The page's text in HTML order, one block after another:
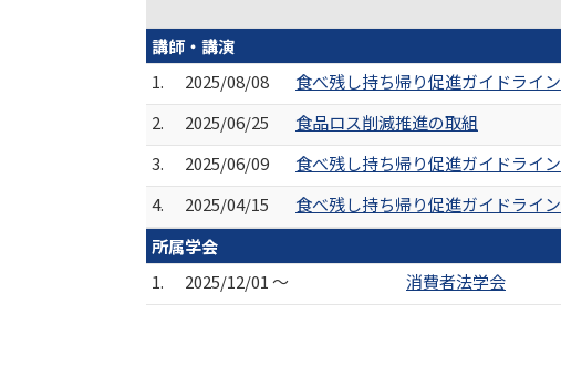
講師・講演
1.
2025/08/08
食べ残し持ち帰り促進ガイドライ
2.
2025/06/25
食品ロス削減推進の取組
3.
2025/06/09
食べ残し持ち帰り促進ガイドライ
4.
2025/04/15
食べ残し持ち帰り促進ガイドライ
所属学会
1.
2025/12/01 ～ 消費者法学会